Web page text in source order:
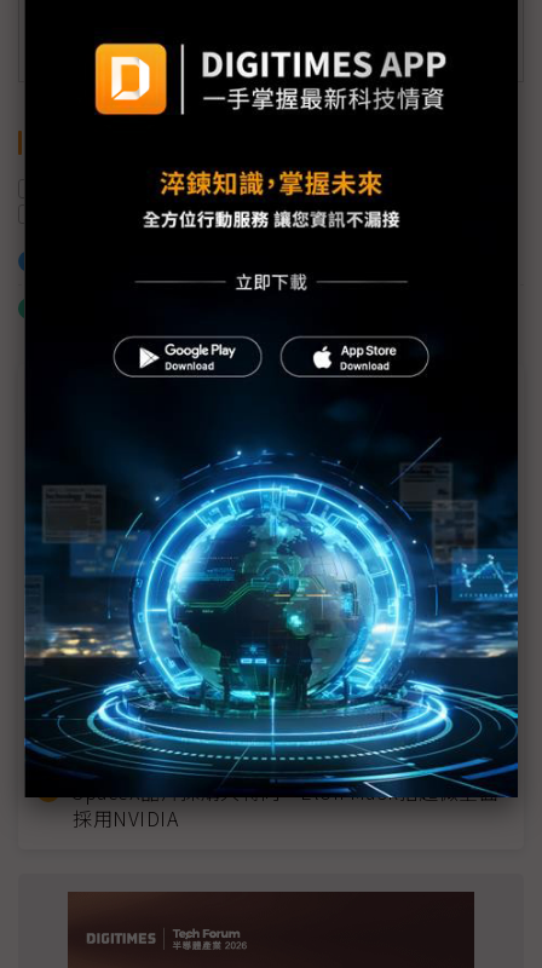
訂閱DIGITIMES 行動版
戴爾科技 財報
慧與科技
伺服器
MLCC訂單過熱、出貨比創高 村田示警全球AI基
建熱潮將趨緩
2027全年記憶體產能提前售罄 買家「祕而不
宣」只怕買不夠
英特爾EMIB良率達標 聯發科第2代ASIC產品
2028準時量產
光進銅退更明確？ 聯發科估SerDes 448G為銅
線「最終戰場」
SpaceX晶片採購大轉向 Elon Musk捨超微全面
採用NVIDIA